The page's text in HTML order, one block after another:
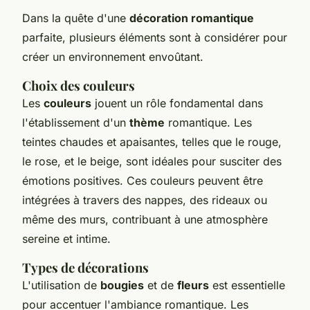
Dans la quête d'une décoration romantique
parfaite, plusieurs éléments sont à considérer pour
créer un environnement envoûtant.
Choix des couleurs
Les couleurs jouent un rôle fondamental dans
l'établissement d'un thème romantique. Les
teintes chaudes et apaisantes, telles que le rouge,
le rose, et le beige, sont idéales pour susciter des
émotions positives. Ces couleurs peuvent être
intégrées à travers des nappes, des rideaux ou
même des murs, contribuant à une atmosphère
sereine et intime.
Types de décorations
L'utilisation de bougies et de fleurs est essentielle
pour accentuer l'ambiance romantique. Les